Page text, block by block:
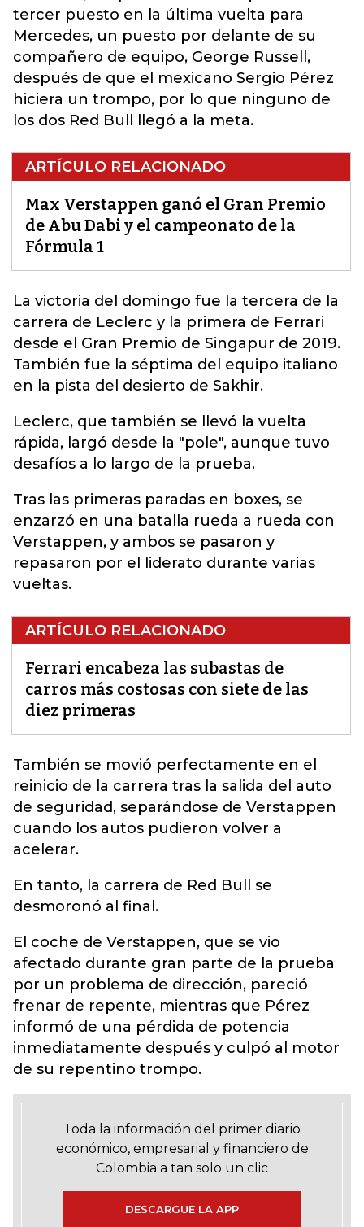
tercer puesto en la última vuelta para
Mercedes, un puesto por delante de su
compañero de equipo, George Russell,
después de que el mexicano Sergio Pérez
hiciera un trompo, por lo que ninguno de
los dos Red Bull llegó a la meta.
ARTÍCULO RELACIONADO
Max Verstappen ganó el Gran Premio
de Abu Dabi y el campeonato de la
Fórmula 1
La victoria del domingo fue la tercera de la
carrera de Leclerc y la primera de Ferrari
desde el Gran Premio de Singapur de 2019.
También fue la séptima del equipo italiano
en la pista del desierto de Sakhir.
Leclerc, que también se llevó la vuelta
rápida, largó desde la "pole", aunque tuvo
desafíos a lo largo de la prueba.
Tras las primeras paradas en boxes, se
enzarzó en una batalla rueda a rueda con
Verstappen, y ambos se pasaron y
repasaron por el liderato durante varias
vueltas.
ARTÍCULO RELACIONADO
Ferrari encabeza las subastas de
carros más costosas con siete de las
diez primeras
También se movió perfectamente en el
reinicio de la carrera tras la salida del auto
de seguridad, separándose de Verstappen
cuando los autos pudieron volver a
acelerar.
En tanto, la carrera de Red Bull se
desmoronó al final.
El coche de Verstappen, que se vio
afectado durante gran parte de la prueba
por un problema de dirección, pareció
frenar de repente, mientras que Pérez
informó de una pérdida de potencia
inmediatamente después y culpó al motor
de su repentino trompo.
Toda la información del primer diario
económico, empresarial y financiero de
Colombia a tan solo un clic
DESCARGUE LA APP